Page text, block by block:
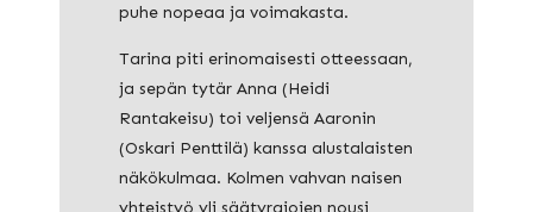
puhe nopeaa ja voimakasta.
Tarina piti erinomaisesti otteessaan,
ja sepän tytär Anna (Heidi
Rantakeisu) toi veljensä Aaronin
(Oskari Penttilä) kanssa alustalaisten
näkökulmaa. Kolmen vahvan naisen
yhteistyö yli säätyrajojen nousi